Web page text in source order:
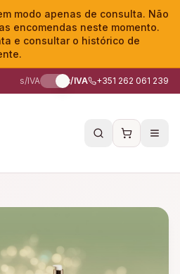
modo apenas de consulta. Não
encomendas neste momento.
e consultar o histórico de
s/IVA c/IVA +351 262 061 239